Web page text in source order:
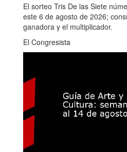
El sorteo Tris De las Siete
este 6 de agosto de 2026;
ganadora y el multiplicador.
El Congresista